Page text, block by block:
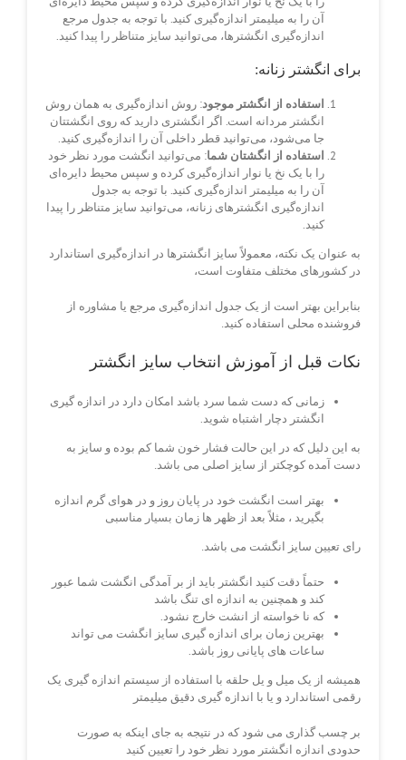
آن را به میلیمتر اندازه‌گیری کنید. با توجه به جدول مرجع
اندازه‌گیری انگشترها، می‌توانید سایز متناظر را پیدا کنید.
برای انگشتر زنانه:
استفاده از انگشتر موجود: روش اندازه‌گیری به همان روش
انگشتر مردانه است. اگر انگشتری دارید که روی انگشتتان
جا می‌شود، می‌توانید قطر داخلی آن را اندازه‌گیری کنید.
استفاده از انگشتان شما: می‌توانید انگشت مورد نظر خود
را با یک نخ یا نوار اندازه‌گیری کرده و سپس محیط دایره‌ای
آن را به میلیمتر اندازه‌گیری کنید. با توجه به جدول
اندازه‌گیری انگشترهای زنانه، می‌توانید سایز متناظر را پیدا
کنید.
به عنوان یک نکته، معمولاً سایز انگشترها در اندازه‌گیری استاندارد
در کشورهای مختلف متفاوت است،
بنابراین بهتر است از یک جدول اندازه‌گیری مرجع یا مشاوره از
فروشنده محلی استفاده کنید.
نکات قبل از آموزش انتخاب سایز انگشتر
زمانی که دست شما سرد باشد امکان دارد در اندازه گیری
انگشتر دچار اشتباه شوید.
به این دلیل که در این حالت فشار خون شما کم بوده و سایز به
دست آمده کوچکتر از سایز اصلی می باشد.
بهتر است انگشت خود در پایان روز و در هوای گرم اندازه
بگیرید ، مثلاً بعد از ظهر ها زمان بسیار مناسبی
رای تعیین سایز انگشت می باشد.
حتماً دقت کنید انگشتر باید از بر آمدگی انگشت شما عبور
کند و همچنین به اندازه ای تنگ باشد
که نا خواسته از انشت خارج نشود.
بهترین زمان برای اندازه گیری سایز انگشت می تواند
ساعات های پایانی روز باشد.
همیشه از یک میل و یل حلقه با استفاده از سیستم اندازه گیری یک
رقمی استاندارد و یا با اندازه گیری دقیق میلیمتر
بر چسب گذاری می شود که در نتیجه به جای اینکه به صورت
حدودی اندازه انگشتر مورد نظر خود را تعیین کنید